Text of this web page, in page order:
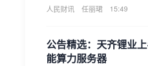
人民财讯
任丽珺 15:49
公告精选：天齐锂业
能算力服务器